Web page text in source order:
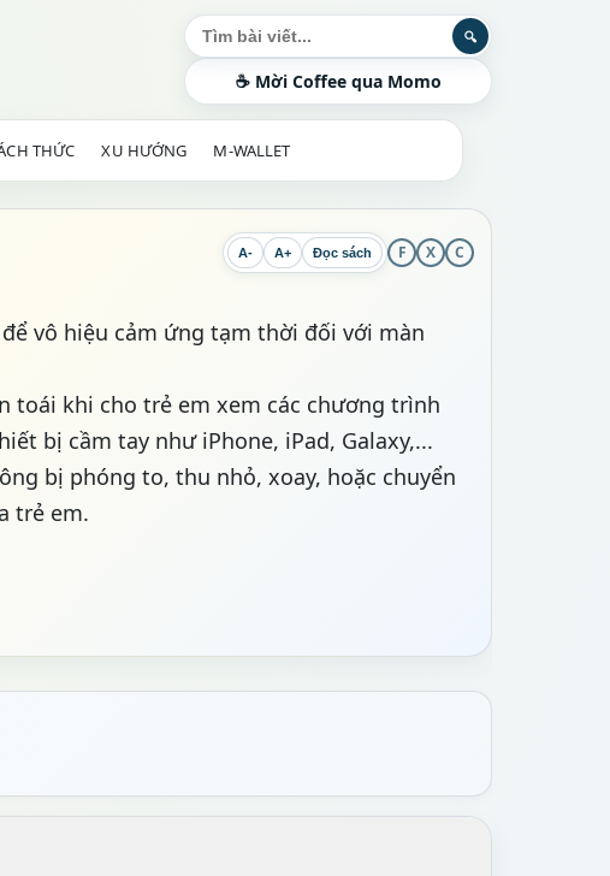
Tìm kiếm bài viết 🔍
☕ Mời Coffee qua Momo
THỨC XU HƯỚNG M-WALLET
A- A+ Đọc sách F X C
vô hiệu cảm ứng tạm thời đối với màn
toái khi cho trẻ em xem các chương trình
bị cầm tay như iPhone, iPad, Galaxy,...
bị phóng to, thu nhỏ, xoay, hoặc chuyển
trẻ em.